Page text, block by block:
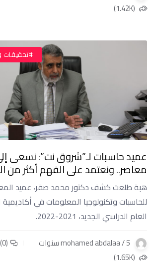
(1.42K)
#تحقيقات
عميد حاسبات لـ”شروق نت”: نسعى
معاصر.. ونعتمد على الفهم أكثر من
هبة طلعت كشف دكتور محمد صقر، عميد
للحاسبات وتكنولوجيا المعلومات في
العام الدراسي الجديد، 2021-2022.
mohamed abdalaa / 5 سنوات
(1.65K)